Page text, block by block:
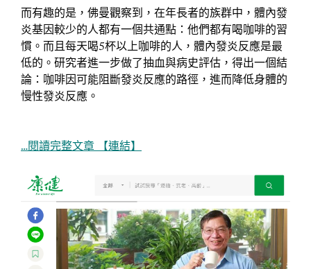
而有趣的是，佛曼觀察到，在年長者的族群中，體內發
炎基因較少的人都有一個共通點：他們都有喝咖啡的習
慣。而且每天喝5杯以上咖啡的人，體內發炎反應是最
低的。研究者進一步做了抽血與病史評估，得出一個結
論：咖啡因可能阻斷發炎反應的路徑，進而降低身體的
慢性發炎反應。
…閱讀完整文章 【連結】